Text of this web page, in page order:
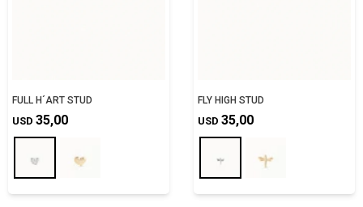
FULL H´ART STUD
USD 35,00
FLY HIGH STUD
USD 35,00